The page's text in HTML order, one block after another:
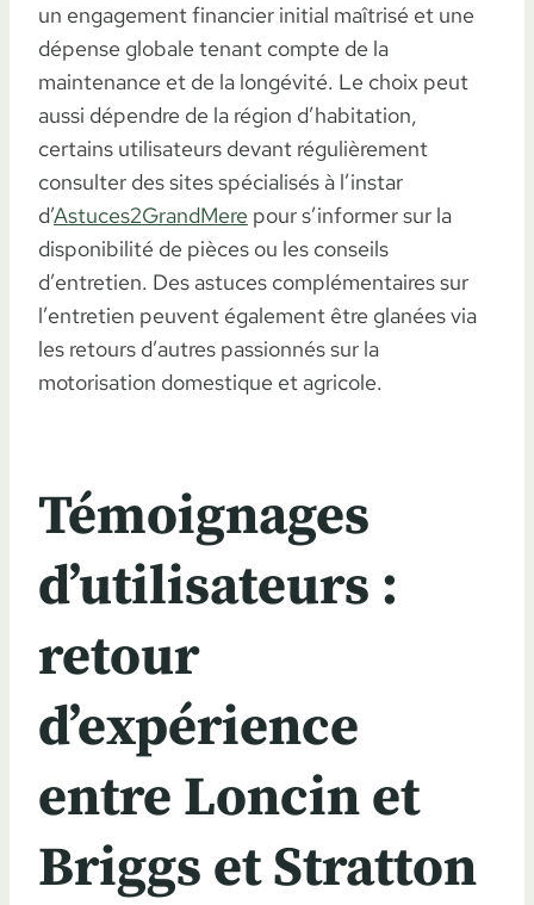
un engagement financier initial maîtrisé et une
dépense globale tenant compte de la
maintenance et de la longévité. Le choix peut
aussi dépendre de la région d’habitation,
certains utilisateurs devant régulièrement
consulter des sites spécialisés à l’instar
d’Astuces2GrandMere pour s’informer sur la
disponibilité de pièces ou les conseils
d’entretien. Des astuces complémentaires sur
l’entretien peuvent également être glanées via
les retours d’autres passionnés sur la
motorisation domestique et agricole.
Témoignages
d’utilisateurs :
retour
d’expérience
entre Loncin et
Briggs et Stratton